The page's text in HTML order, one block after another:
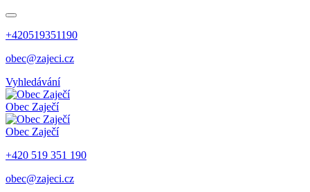
+420519351190
obec@zajeci.cz
Vyhledávání
Obec Zaječí
Obec Zaječí
+420 519 351 190
obec@zajeci.cz